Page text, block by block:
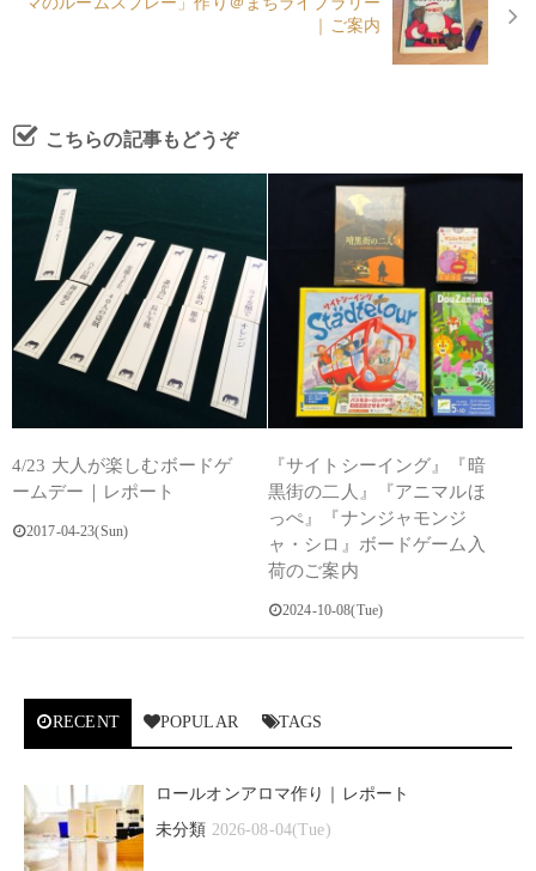
｜ご案内
こちらの記事もどうぞ
4/23 大人が楽しむボードゲ
ームデー｜レポート
2017-04-23(Sun)
『サイトシーイング』『暗
黒街の二人』『アニマルほ
っぺ』『ナンジャモンジ
ャ・シロ』ボードゲーム入
荷のご案内
2024-10-08(Tue)
RECENT POPULAR TAGS
ロールオンアロマ作り｜レポート
未分類 2026-08-04(Tue)